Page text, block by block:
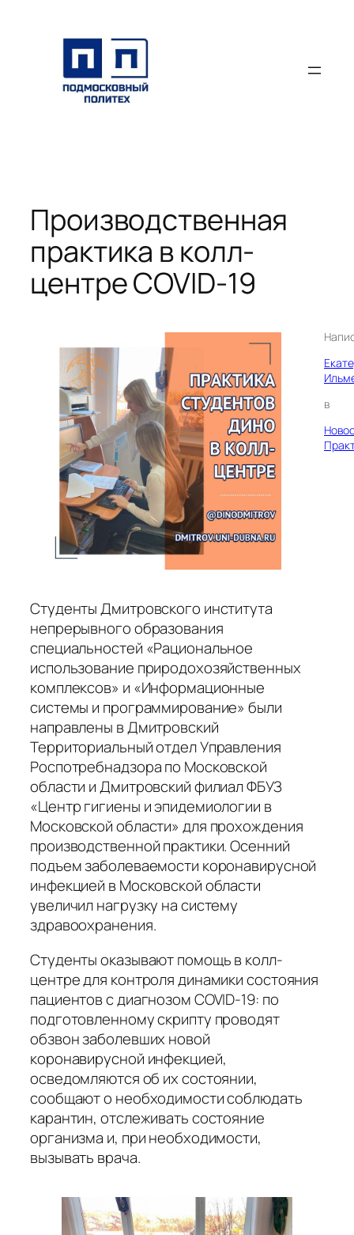
содержимому
Производственная
практика в колл-
центре COVID-19
в
Студенты Дмитровского института
непрерывного образования
специальностей «Рациональное
использование природохозяйственных
комплексов» и «Информационные
системы и программирование» были
направлены в Дмитровский
Территориальный отдел Управления
Роспотребнадзора по Московской
области и Дмитровский филиал ФБУЗ
«Центр гигиены и эпидемиологии в
Московской области» для прохождения
производственной практики. Осенний
подъем заболеваемости коронавирусной
инфекцией в Московской области
увеличил нагрузку на систему
здравоохранения.
Студенты оказывают помощь в колл-
центре для контроля динамики состояния
пациентов с диагнозом COVID-19: по
подготовленному скрипту проводят
обзвон заболевших новой
коронавирусной инфекцией,
осведомляются об их состоянии,
сообщают о необходимости соблюдать
карантин, отслеживать состояние
организма и, при необходимости,
вызывать врача.